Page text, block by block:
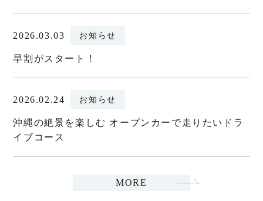
2026.03.03 お知らせ
早割がスタート！
2026.02.24 お知らせ
沖縄の絶景を楽しむ オープンカーで走りたいドラ
イブコース
MORE